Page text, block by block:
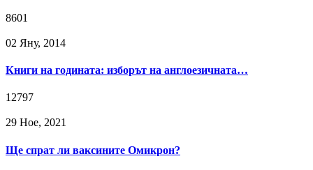
8601
02 Яну, 2014
Книги на годината: изборът на англоезичната…
12797
29 Ное, 2021
Ще спрат ли ваксините Омикрон?